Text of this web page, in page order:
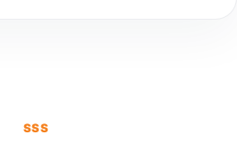
SSS